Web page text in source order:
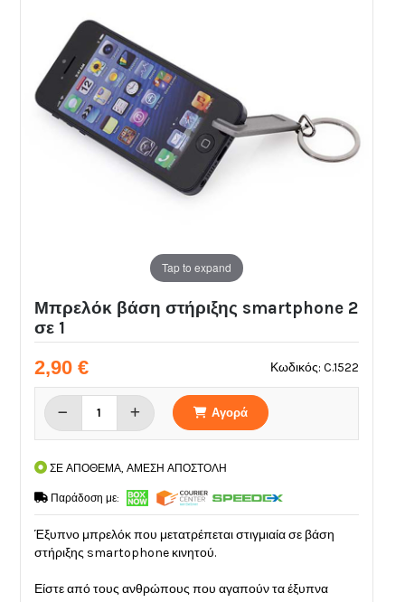
Tap to expand
Μπρελόκ βάση στήριξης smartphone 2
σε 1
Κωδικός: C.1522
2,90 €
Αγορά
ΣΕ ΑΠΟΘΕΜΑ, ΑΜΕΣΗ ΑΠΟΣΤΟΛΗ
Παράδοση με:
Έξυπνο μπρελόκ που μετατρέπεται στιγμιαία σε βάση
στήριξης smartophone κινητού.
Είστε από τους ανθρώπους που αγαπούν τα έξυπνα